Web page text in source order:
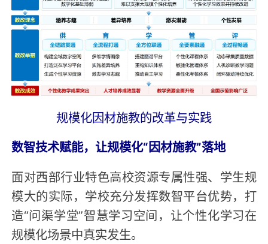
规模化因材施教的改革与实践
数智技术赋能，让规模化“因材施教”落地
面对西部行业特色高校资源专属性强、学生规
模大的实际，学校充分发挥数智平台优势，打
造“问渠学堂”智慧学习空间，让个性化学习在
规模化场景中真实发生。